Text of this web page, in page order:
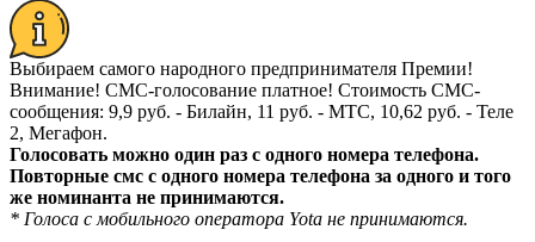
Выбираем самого народного предпринимателя Премии!
Внимание! СМС-голосование платное! Стоимость СМС-
сообщения: 9,9 руб. - Билайн, 11 руб. - МТС, 10,62 руб. - Теле
2, Мегафон.
Голосовать можно один раз с одного номера телефона.
Повторные смс с одного номера телефона за одного и того
же номинанта не принимаются.
* Голоса с мобильного оператора Yota не принимаются.